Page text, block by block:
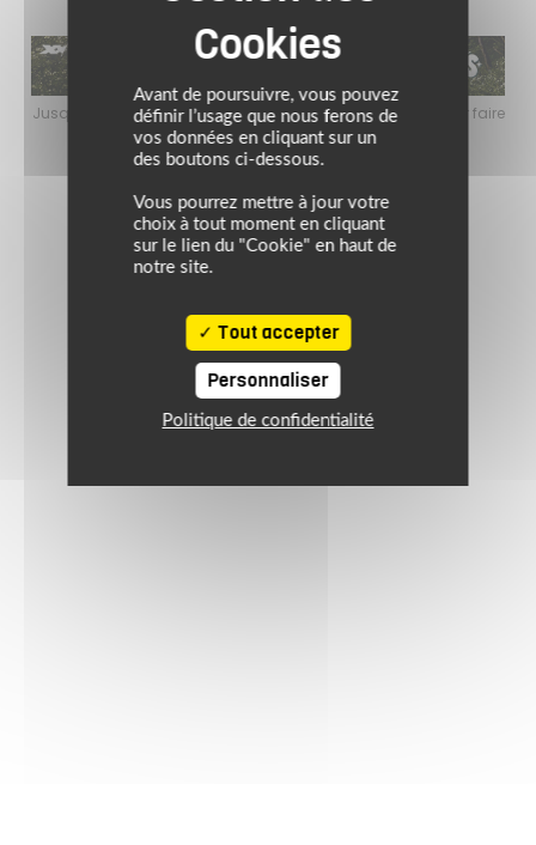
estivale pour faireJusqu’au 24 août 2026, profitez de l’ambiance
le plein de bons plans sur l’équipement
Avant de poursuivre, vous pouvez
définir l’usage que nous ferons de
vos données en cliquant sur un
des boutons ci-dessous.
Vous pourrez mettre à jour votre
choix à tout moment en cliquant
sur le lien du "Cookie" en haut de
notre site.
Tout accepter
Personnaliser
Politique de confidentialité